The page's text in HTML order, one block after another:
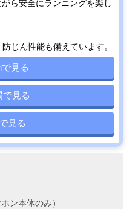
ら安全にランニングを楽し
じん性能も備えています。
見る
で見る
見る
ン本体のみ）